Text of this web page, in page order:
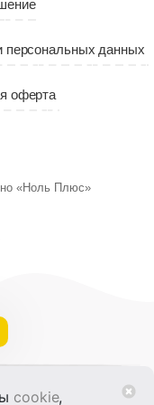
cookie,
персональных данных
оферта
«Ноль Плюс»